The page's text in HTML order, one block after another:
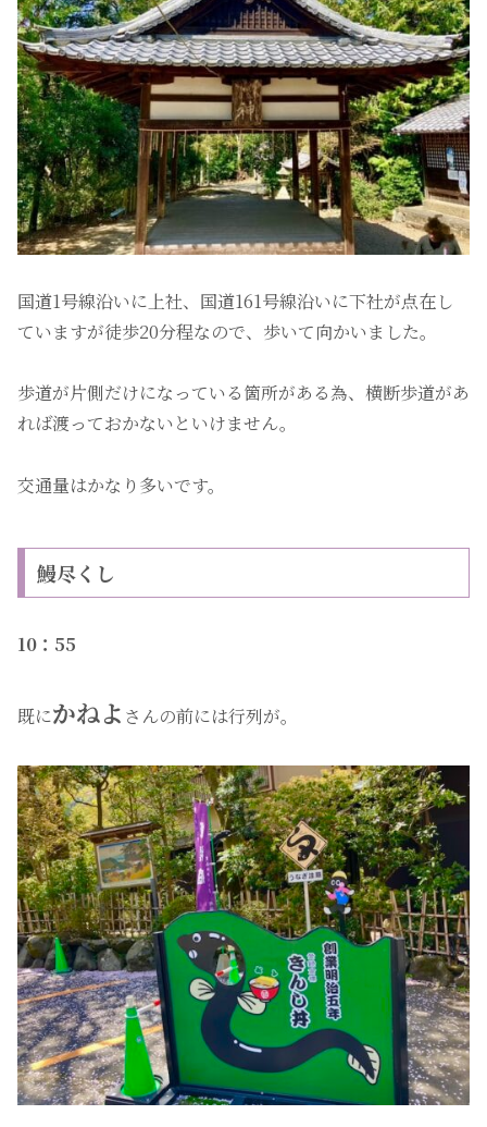
国道1号線沿いに上社、国道161号線沿いに下社が点在し
ていますが徒歩20分程なので、歩いて向かいました。
歩道が片側だけになっている箇所がある為、横断歩道があ
れば渡っておかないといけません。
交通量はかなり多いです。
鰻尽くし
10：55
既にかねよ さんの前には行列が。